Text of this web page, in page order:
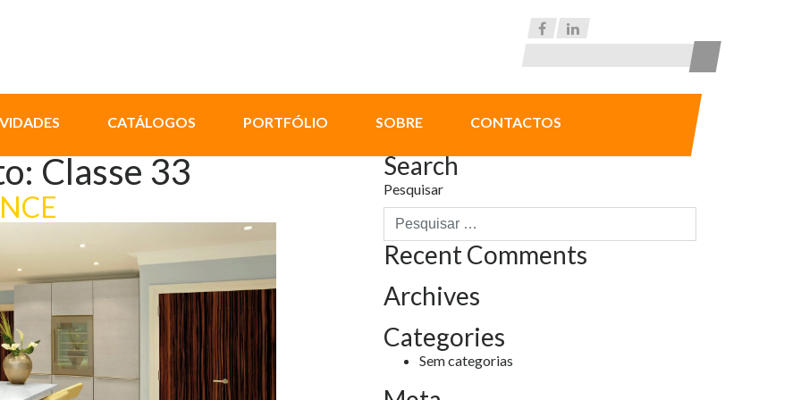
CATÁLOGOS PORTFÓLIO SOBRE CONTACTOS
Classe 33 Search
Pesquisar
Recent Comments
Archives
Categories
Sem categorias